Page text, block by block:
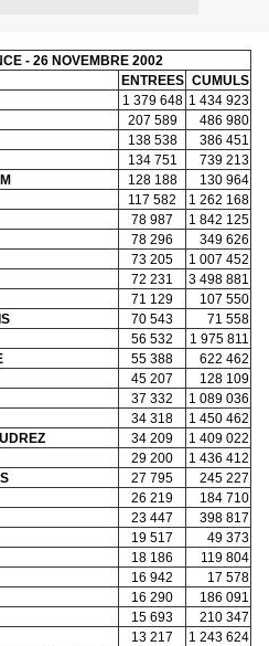
- 26 NOVEMBRE 2002
ENTREES CUMULS
1 379 648 1 434 923
207 589
486 980
138 538
386 451
134 751
739 213
128 188
130 964
117 582
1 262 168
78 987
1 842 125
78 296
349 626
73 205
1 007 452
72 231
3 498 881
71 129
107 550
70 543
71 558
56 532
1 975 811
55 388
622 462
45 207
128 109
37 332
1 089 036
34 318
1 450 462
34 209
1 409 022
29 200
1 436 412
27 795
245 227
26 219
184 710
23 447
398 817
19 517
49 373
18 186
119 804
16 942
17 578
16 290
186 091
15 693
210 347
13 217
1 243 624